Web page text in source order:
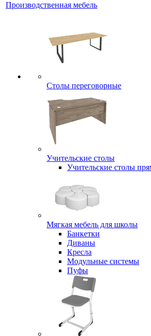
Производственная мебель
Столы переговорные
Учительские столы
Учительские столы
Мягкая мебель для школы
Банкетки
Диваны
Кресла
Модульные системы
Пуфы